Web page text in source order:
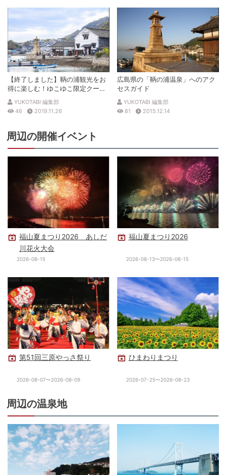
【終了しました】鞆の浦観光をお
得に楽しむ！ゆこゆこ限定クーポ
ン
YUKOTABI 編集部
46
2019.11.26
広島県の「鞆の浦温泉」へのアク
セスガイド
YUKOTABI 編集部
81
2015.12.14
周辺の開催イベント
福山夏まつり2026 あしだ
川花火大会
2026-08-15
福山夏まつり2026
2026-08-13〜2026-08-15
第51回三原やっさ祭り
2026-08-07〜2026-08-09
ひまわりまつり
2026-07-25〜2026-08-23
周辺の温泉地